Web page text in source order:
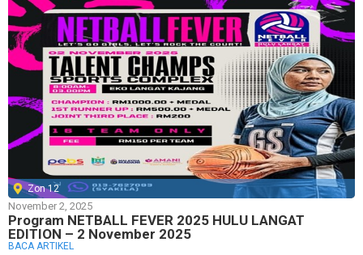
Zon 12
November 2, 2025
Program NETBALL FEVER 2025 HULU LANGAT
EDITION – 2 November 2025
BACA ARTIKEL